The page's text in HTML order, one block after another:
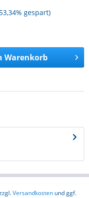
gespart)
Warenkorb
Versandkosten und ggf.